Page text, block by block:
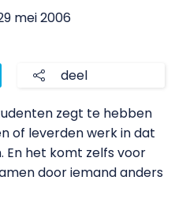
mei 2006
deel
zegt te hebben
of leverden werk in dat
En het komt zelfs voor
door iemand anders